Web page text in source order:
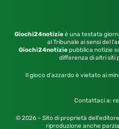
Giochi24notizieè una testata
al Tribunale ai sensi del
Giochi24notiziepubblica notizie
differenza di altri siti
Il gioco d’azzardo è vietato ai
Contattaci a:
© 2026 – Sito di proprietà
riproduzione anche